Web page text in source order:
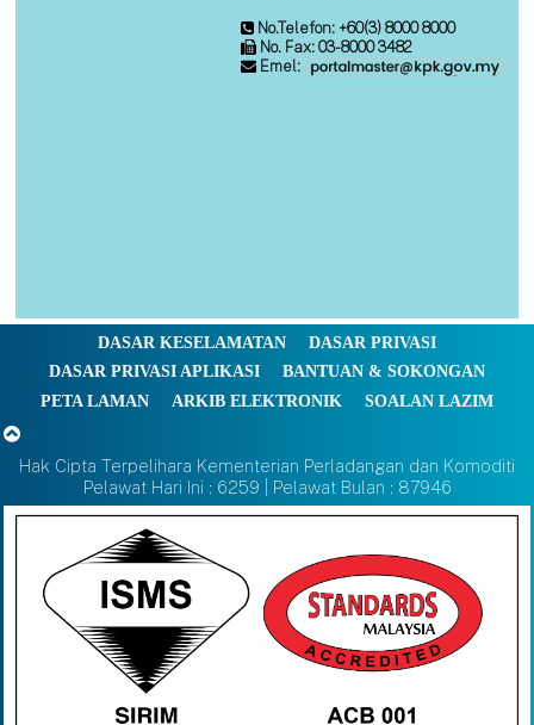
No.Telefon: +60(3) 8000 8000
No. Fax: 03-8000 3482
Emel:
DASAR KESELAMATAN
DASAR PRIVASI
DASAR PRIVASI APLIKASI
BANTUAN & SOKONGAN
PETA LAMAN
ARKIB ELEKTRONIK SOALAN LAZIM
Hak Cipta Terpelihara Kementerian Perladangan dan Komoditi
Pelawat Hari Ini : 6259 | Pelawat Bulan : 87946